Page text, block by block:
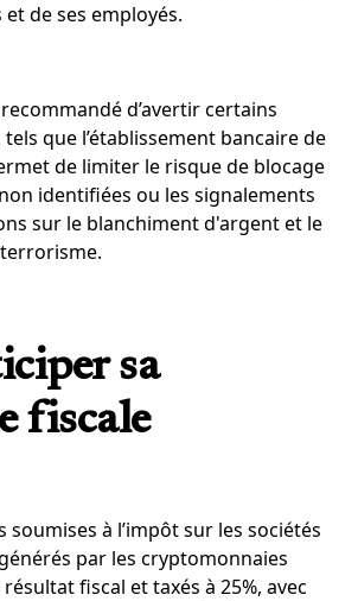
de ses employés.
d’avertir certains
que l’établissement bancaire de
de limiter le risque de blocage
identifiées ou les signalements
sur le blanchiment d'argent et le
sa
fiscale
soumises à l’impôt sur les sociétés
par les cryptomonnaies
fiscal et taxés à 25%, avec